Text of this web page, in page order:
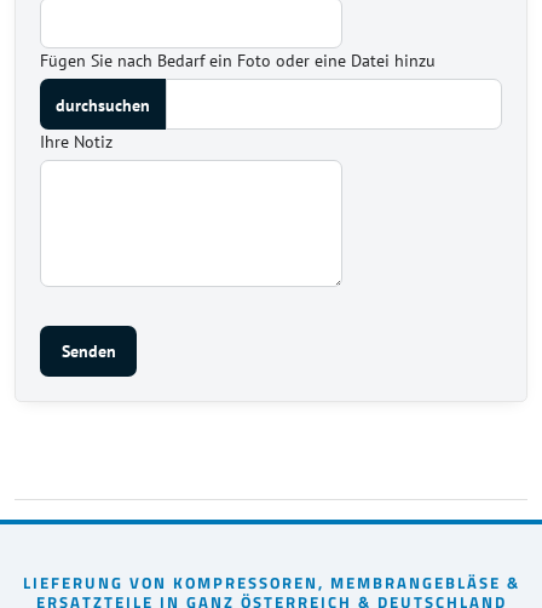
Fügen Sie nach Bedarf ein Foto oder eine Datei hinzu
Ihre Notiz
Senden
LIEFERUNG VON KOMPRESSOREN, MEMBRANGEBLÄSE &
ERSATZTEILE IN GANZ ÖSTERREICH & DEUTSCHLAND